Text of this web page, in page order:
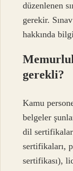
düzenlenen
gerekir.
hakkında
gerekli?
Kamu
belgeler
dil
sertifikaları,
sertifikası),